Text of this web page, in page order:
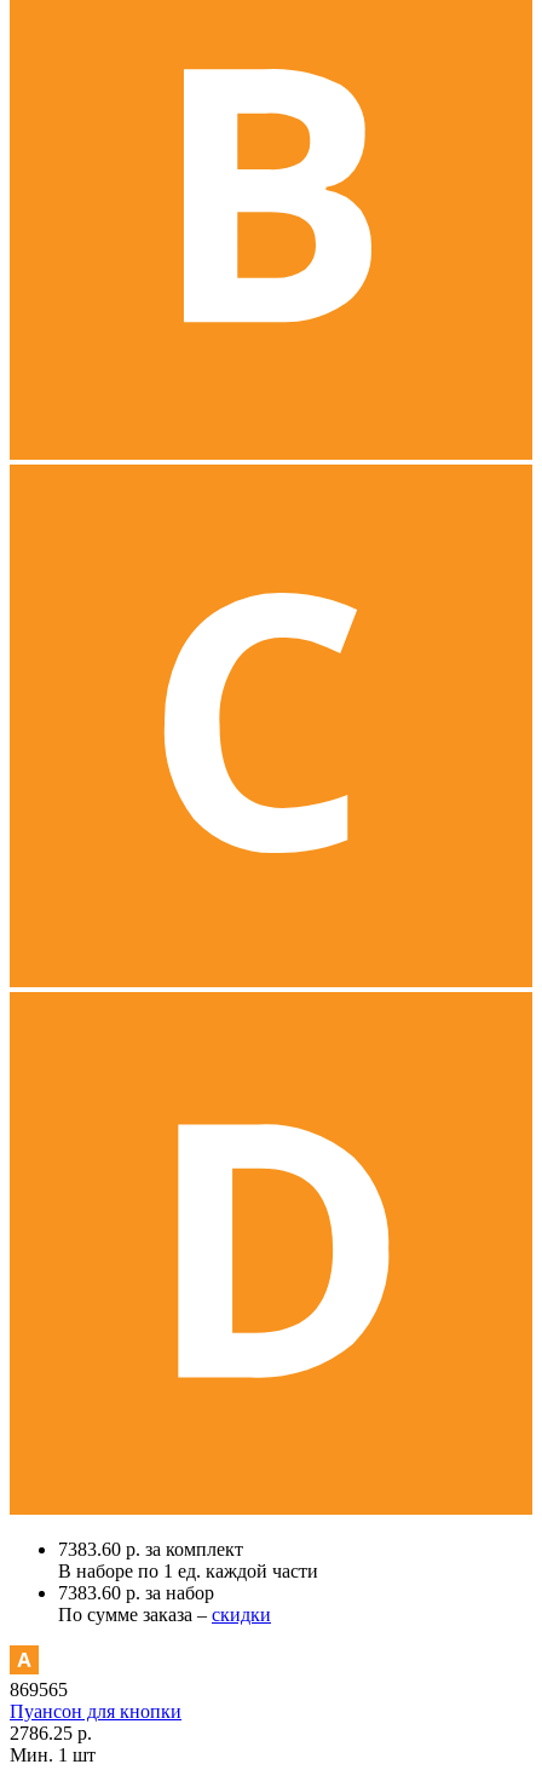
7383.60 р. за комплект
В наборе по 1 ед. каждой части
7383.60 р. за набор
По сумме заказа – скидки
869565
Пуансон для кнопки
2786.25 р.
Мин. 1 шт